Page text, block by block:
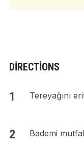
DIRECTIONS
Tereyağını
Bademi